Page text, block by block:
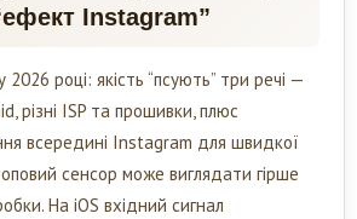
Instagram”
році: якість “псують” три речі —
різні ISP та прошивки, плюс
всередині Instagram для швидкої
сенсор може виглядати гірше
На iOS вхідний сигнал